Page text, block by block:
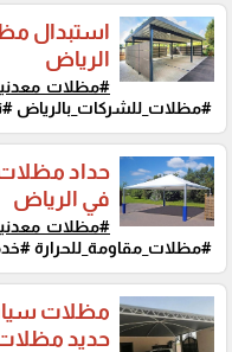
استبدال
الرياض
#مظلات_للشركات_بالرياض
حداد
في الرياض
#مظلات_مقاومة_للحرارة
مظلات
حديد